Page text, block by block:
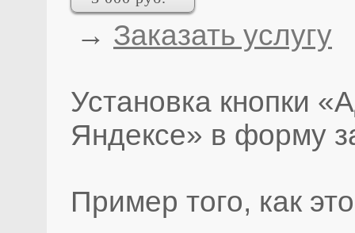
→ Заказать услугу
Установка кнопки
Яндексе» в форму
Пример того, как